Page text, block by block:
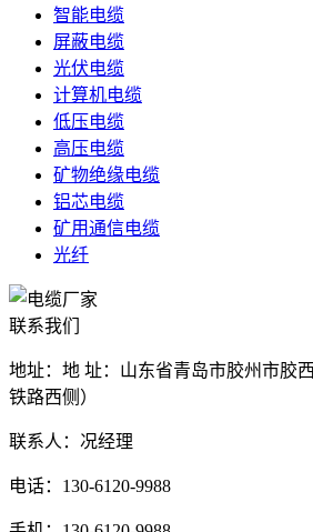
智能电缆
屏蔽电缆
光伏电缆
计算机电缆
低压电缆
高压电缆
矿物绝缘电缆
铝芯电缆
矿用通信电缆
光纤
联系我们
地址：地 址：山东省青岛市胶州市胶
铁路西侧）
联系人：况经理
电话：130-6120-9988